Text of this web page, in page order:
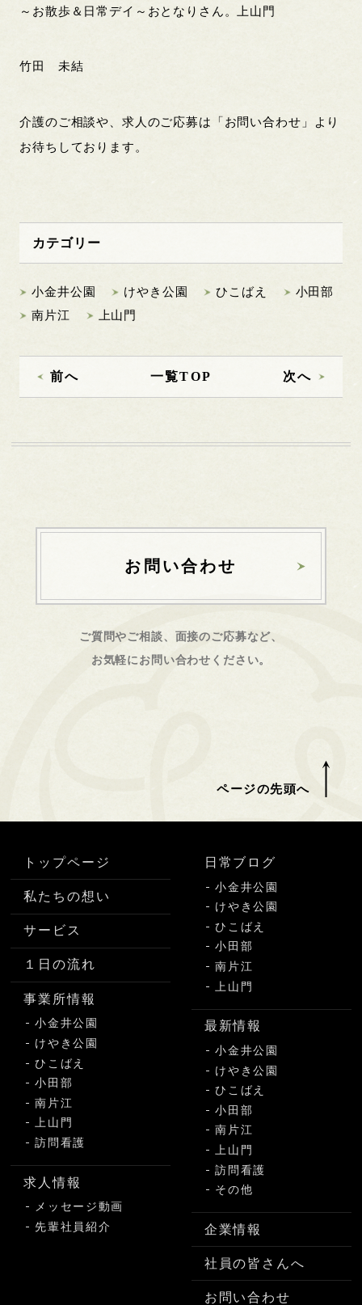
～お散歩＆日常デイ～おとなりさん。上山門
竹田 未結
介護のご相談や、求人のご応募は「お問い合わせ」より
お待ちしております。
カテゴリー
小金井公園 けやき公園 ひこばえ
小田部
南片江
上山門
前へ 一覧TOP 次へ
お問い合わせ
ご質問やご相談、面接のご応募など、
お気軽にお問い合わせください。
ページの先頭へ
トップページ
私たちの想い
サービス
１日の流れ
事業所情報
小金井公園
けやき公園
ひこばえ
小田部
南片江
上山門
訪問看護
求人情報
メッセージ動画
先輩社員紹介
日常ブログ
小金井公園
けやき公園
ひこばえ
小田部
南片江
上山門
最新情報
小金井公園
けやき公園
ひこばえ
小田部
南片江
上山門
訪問看護
その他
企業情報
社員の皆さんへ
お問い合わせ